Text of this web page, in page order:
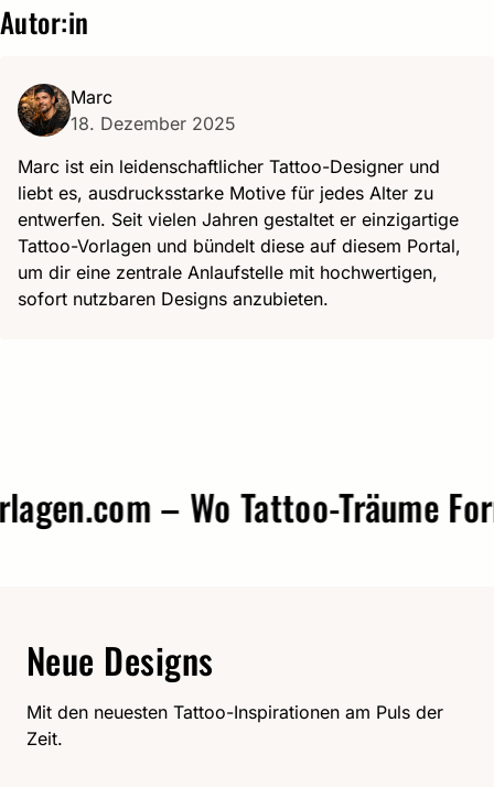
Autor:in
Marc
18. Dezember 2025
Marc ist ein leidenschaftlicher Tattoo-Designer und
liebt es, ausdrucksstarke Motive für jedes Alter zu
entwerfen. Seit vielen Jahren gestaltet er einzigartige
Tattoo-Vorlagen und bündelt diese auf diesem Portal,
um dir eine zentrale Anlaufstelle mit hochwertigen,
sofort nutzbaren Designs anzubieten.
– Wo Tattoo-Träume Form
Neue Designs
Mit den neuesten Tattoo-Inspirationen am Puls der
Zeit.